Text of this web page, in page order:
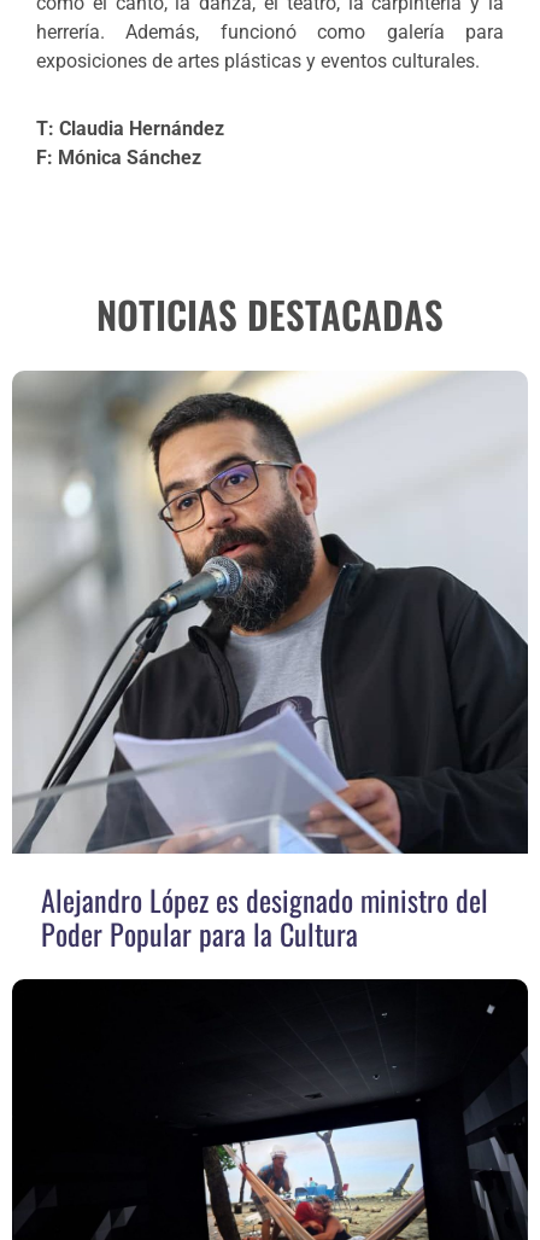
herrería. Además, funcionó como galería para
exposiciones de artes plásticas y eventos culturales.
T: Claudia Hernández
F: Mónica Sánchez
NOTICIAS DESTACADAS
Alejandro López es designado ministro del
Poder Popular para la Cultura